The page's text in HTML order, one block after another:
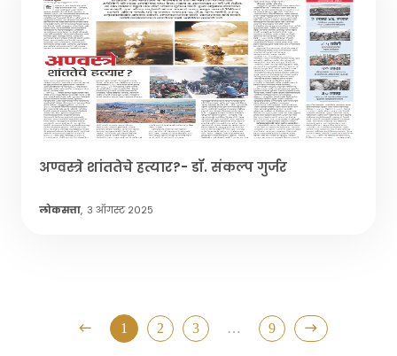
अण्वस्त्रे शांततेचे हत्यार?- डॉ. संकल्प गुर्जर
लोकसत्ता, ३ ऑगस्ट २०२५
1 2 3 … 9